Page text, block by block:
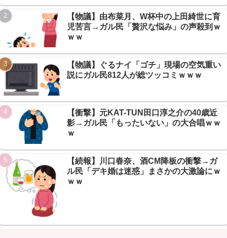
【画像】 すでにメスの体つきになったいもうと NEW!
【悲報】映画ブルーロック、週末興行8位に大コケ→ちいかわに
惨敗でｗｗｗ NEW!
彫り師歴23年「タトゥー入れてる奴は99％バカです」「バカは
5000円が好き」無断キャンセル、挨拶できない、金がない…客層を
ぶっちゃけ NEW!
Powered by livedoor 相互RSS
【物議】由布菜月、W杯中の上田綺世に育
児苦言→ガル民「贅沢な悩み」の声殺到ｗ
ｗｗ
【物議】ぐるナイ「ゴチ」現場の空気重い
説にガル民812人が総ツッコミｗｗｗ
【衝撃】元KAT-TUN田口淳之介の40歳近
影→ガル民「もったいない」の大合唱ｗｗ
ｗ
【続報】川口春奈、酒CM降板の衝撃→ガ
ル民「デキ婚は迷惑」まさかの大激論にｗ
ｗｗ